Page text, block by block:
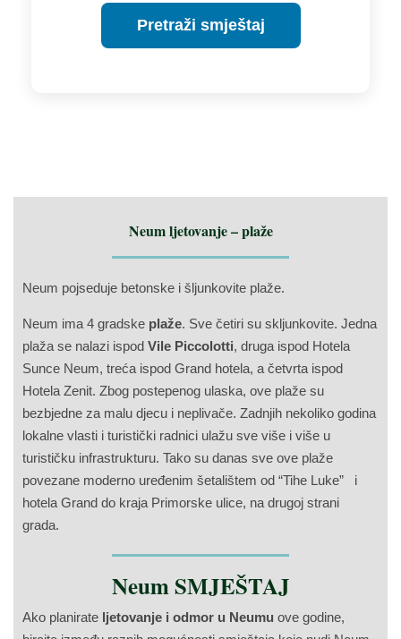
Pretraži smještaj
Neum ljetovanje – plaže
Neum pojseduje betonske i šljunkovite plaže.
Neum ima 4 gradske plaže. Sve četiri su skljunkovite. Jedna
plaža se nalazi ispodVile Piccolotti, druga ispod Hotela
Sunce Neum, treća ispod Grand hotela, a četvrta ispod
Hotela Zenit. Zbog postepenog ulaska, ove plaže su
bezbjedne za malu djecu i neplivače. Zadnjih nekoliko godina
lokalne vlasti i turistički radnici ulažu sve više i više u
turističku infrastrukturu. Tako su danas sve ove plaže
povezane moderno uređenim šetalištem od “Tihe Luke” i
hotela Grand do kraja Primorske ulice, na drugoj strani
grada.
Neum SMJEŠTAJ
Ako planirate ljetovanje i odmor u Neumu ove godine,